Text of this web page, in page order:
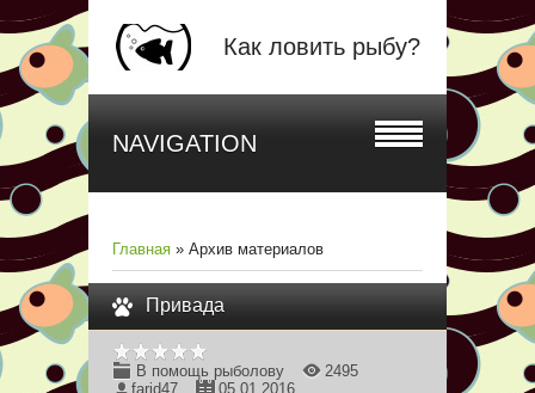
Как ловить рыбу?
NAVIGATION
Главная » Архив материалов
Привада
В помощь рыболову
2495
farid47
05.01.2016